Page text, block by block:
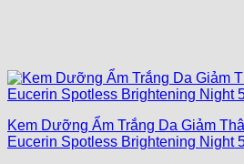
Kem Dưỡng Ẩm Trắng Da Giảm
Eucerin Spotless Brightening Night